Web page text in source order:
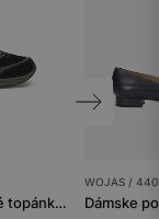
Detský členkové topánky BARTEK
WOJAS /
Dámske